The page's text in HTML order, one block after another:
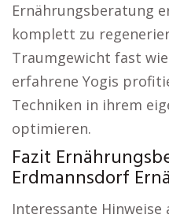
Ernährungsberatung
komplett zu
Traumgewicht fast
erfahrene Yogis
Techniken in ihrem
optimieren.
Fazit
Erdmannsdorf
Interessante Hinweise